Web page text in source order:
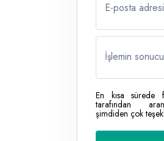
E-posta
İşlemin
En kısa sürede
tarafından
şimdiden çok